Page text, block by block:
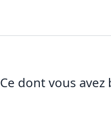
Ce dont vous avez